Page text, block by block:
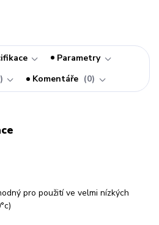
Parametry
Komentáře 0
pro použití ve velmi nízkých